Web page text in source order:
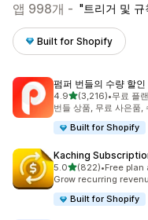
앱 998개 - 트리거 및 규
Built for Shopify
펌퍼 번들의 수량 할인
4.9별 5개 중
(3,216)
총 리뷰 3216개
•무료 플
번들 상품, 무료 사은품,
Built for Shopify
Kaching
5.0별 5개 중
(822)
총 리뷰 822개
•Free plan
Grow recurring
Built for Shopify